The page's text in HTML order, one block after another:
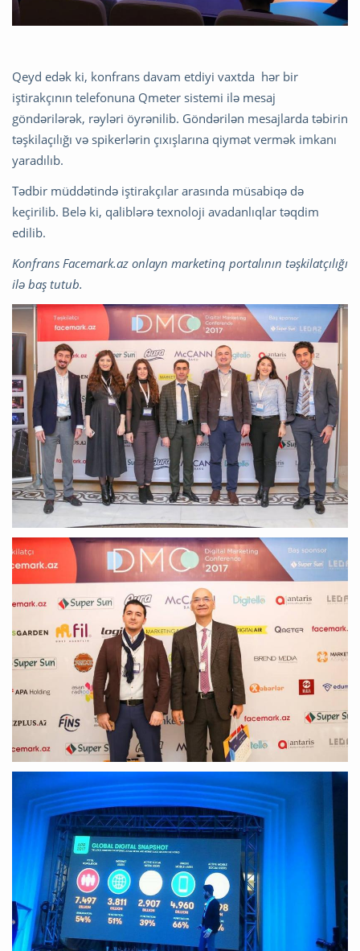
Qeyd edək ki, konfrans davam etdiyi vaxtda hər bir
iştirakçının telefonuna Qmeter sistemi ilə mesaj
göndərilərək, rəyləri öyrənilib. Göndərilən mesajlarda təbirin
təşkilaçılığı və spikerlərin çıxışlarına qiymət vermək imkanı
yaradılıb.
Tədbir müddətində iştirakçılar arasında müsabiqə də
keçirilib. Belə ki, qaliblərə texnoloji avadanlıqlar təqdim
edilib.
Konfrans Facemark.az onlayn marketinq portalının təşkilatçılığı
ilə baş tutub.